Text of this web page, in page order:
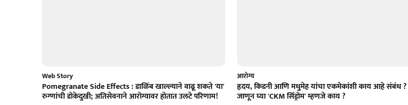
Web Story
Pomegranate Side Effects : डाळिंब खाल्ल्याने वाढू शकते 'या'
रुग्णांची डोकेदुखी; अतिसेवनाने आरोग्यावर होतात उलटे परिणाम!
आरोग्य
हृदय, किडनी आणि मधुमेह यांचा एकमेकांशी काय आहे संबंध ?
जाणून घ्या 'CKM सिंड्रोम' म्हणजे काय ?